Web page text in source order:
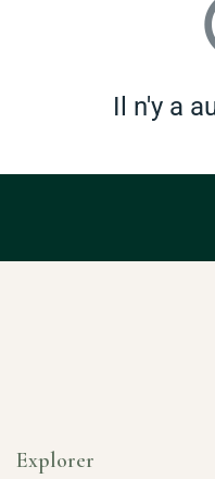
Il n'y a
Explorer